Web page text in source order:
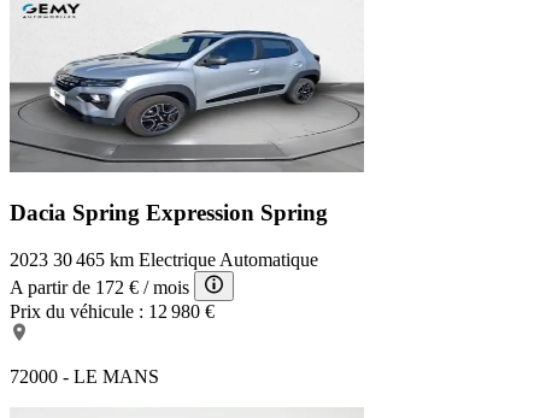
Dacia Spring Expression Spring
2023 30 465 km Electrique Automatique
A partir de 172 € / mois
Prix du véhicule : 12 980 €
72000 - LE MANS